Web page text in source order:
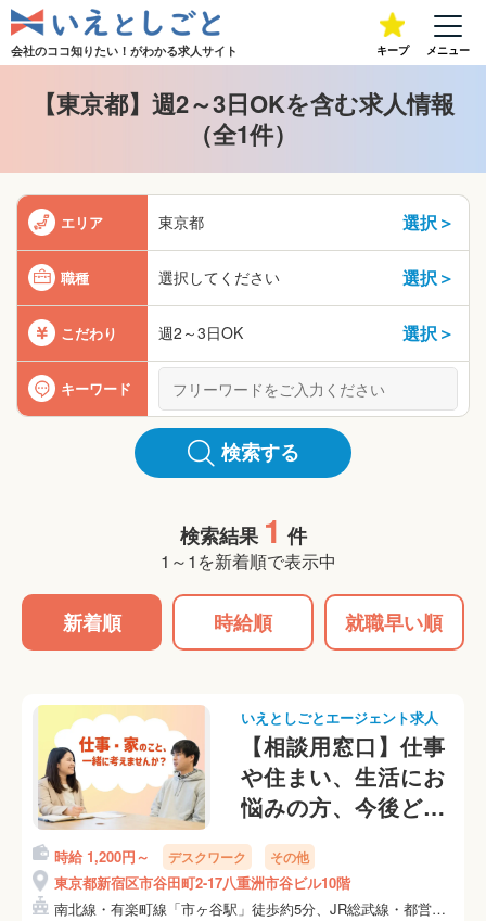
会社のココ知りたい！がわかる求人サイト キープ メニュー
【東京都】週2～3日OKを含む求人情報
（全1件）
エリア 東京都 選択＞
職種 選択してください 選択＞
こだわり 週2～3日OK 選択＞
キーワード
検索する
検索結果 1 件
1～1を新着順で表示中
新着順 時給順 就職早い順
いえとしごとエージェント求人
【相談用窓口】仕事
や住まい、生活にお
悩みの方、今後どう
したら良いか一緒に
考えませんか？
時給 1,200円～ デスクワーク その他
東京都新宿区市谷田町2-17八重洲市谷ビル10階
南北線・有楽町線「市ヶ谷駅」徒歩約5分、JR総武線・都営新